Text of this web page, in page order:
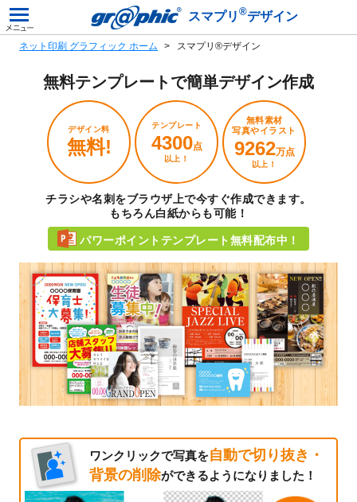
スマプリ ®デザイン
ネット印刷 グラフィック ホーム スマプリ®デザイン
無料テンプレートで簡単デザイン作成
デザイン料
無料!
テンプレート
4300点
以上！
無料素材
写真やイラスト
9262万点
以上！
チラシや名刺をブラウザ上で今すぐ作成できます。
もちろん白紙からも可能！
パワーポイントテンプレート無料配布中！
ワンクリックで写真を自動で切り抜き・
背景の削除ができるようになりました！